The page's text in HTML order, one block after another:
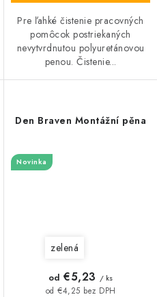
Pre ľahké čistenie pracovných
pomôcok postriekaných
nevytvrdnutou polyuretánovou
penou. Čistenie...
Den Braven Montážní pěna
Novinka
zelená
od €4,25 bez DPH
od €5,23 / ks